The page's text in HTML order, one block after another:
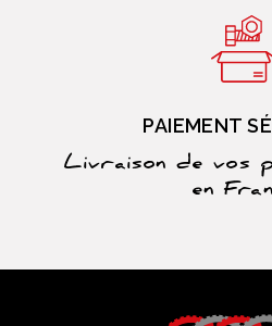
PAIEMENT
Livraison de vos
en